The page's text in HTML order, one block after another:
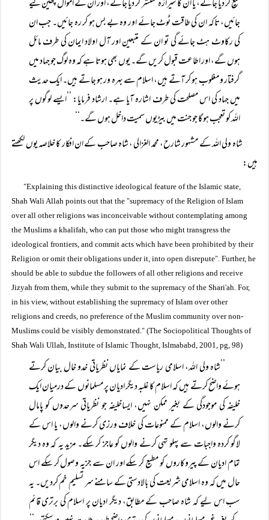
تیغ کر دیا جائے، یا ان کا شیرازہ منتشر کر دیا جائے، اور ان کے اموال چھین لیے
جائیں، تاکہ ان کی طاقت ٹوٹ جائے اور وہ بے بس ہو کر رہ جائیں۔ جب ان
کی رکاوٹ ہٹ جائے گی تو ان کے متبعین اور آل اولاد ایمان کی طرف مائل
ہوں گے، اور اطاعت قبول کریں گے۔ یوں بھی ہوتا ہے کہ وہ لوگ جو جہاد میں
گرفتار و مغلوب ہو کر آتے ہیں، اسلام سے بہرہ ور ہو جاتے ہیں۔ ایک حدیث
میں جہاد کی اس مصلحت کی طرف اشارہ آیا ہے۔ ارشاد فرمایا: ’’ایسے لوگوں پر
اللہ کو تعجب ہو گا جو جنت میں بیڑیوں سمیت داخل ہوں گے۔‘‘
شاہ ولی اللہ کے مشہور شارح، محمد الغزالی ، شاہ صاحب کے ان افکار کا خلاصہ یوں لکھتے
ہیں:
"Explaining this distinctive ideological feature of the Islamic state,
Shah Wali Allah points out that the "supremacy of the Religion of Islam
over all other religions was inconceivable without contemplating among
the Muslims a khalifah, who can put those who might transgress the
ideological frontiers, and commit acts which have been prohibited by their
Religion or omit their obligations under it, into open disrepute". Further, he
should be able to subdue the followers of all other religions and receive
Jizyah from them, while they submit to the supremacy of the Shari'ah. For,
in his view, without establishing the supremacy of Islam over other
religions and creeds, no preference of the Muslim community over non-
Muslims could be visibly demonstrated." (The Sociopolitical Thoughts of
Shah Wali Ullah, Institute of Islamic Thought, Islmababd, 2001, pg, 98)
’’شاہ ولی اللہ، اسلامی ریاست کے نمایاں نظریاتی خدو خال بیان کرتے
ہوئے واضح کرتے ہیں کہ اسلام کا غلبہ دیگر ادیان پر مسلمانوں کے درمیان ایک
خلیفہ کی موجودگی کے بغیر ممکن نہیں، ایساخلیفہ جو نظریاتی سرحدوں کو پامال
کرنے والوں، اسلام کے ممنوعات کی خلاف ورزی کرنے والوں، یا اس کے
لاگو کردہ واجبات سے پہلو تہی کرنے والوں کو عاجز کر سکے۔ مزید یہ کہ وہ دیگر
تمام ادیان کے پیروکاروں کو مطیع کر سکے اور ان سے جزیہ وصول کر سکے اس
حال میں کہ وہ اسلامی شریعت کی بالادستی کے سامنے سر تسلیم خم کردیں۔ یہ
سب اس لیے کہ شاہ صاحب کے مطابق، دیگر ادیان پر اسلام کی برتری قائم